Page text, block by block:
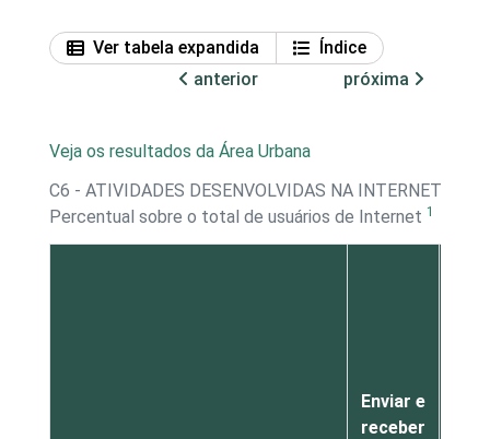
Ver tabela expandida
Índice
anterior
próxima
Veja os resultados da Área Urbana
C6 - ATIVIDADES DESENVOLVIDAS NA INTERNET -
Percentual sobre o total de usuários de Internet 1
Enviar e
receber